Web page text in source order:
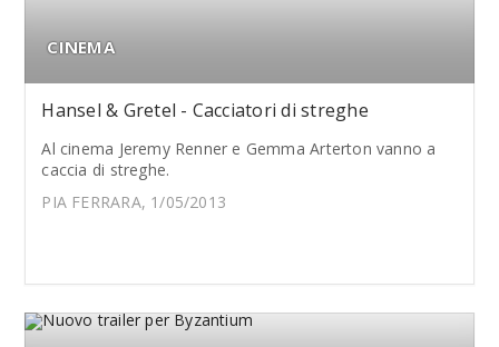
CINEMA
Hansel & Gretel - Cacciatori di streghe
Al cinema Jeremy Renner e Gemma Arterton vanno a
caccia di streghe.
PIA FERRARA, 1/05/2013